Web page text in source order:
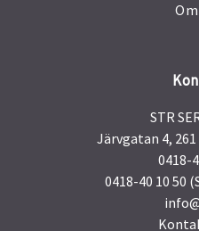
STR
Järvgatan 4, 261
0418-
0418-40 10 50